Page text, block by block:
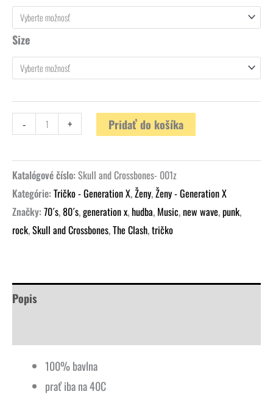
Size
- + Pridať do košíka
Katalógové číslo: Skull and Crossbones- 001z
Kategórie: Tričko - Generation X,Ženy,Ženy - Generation X
Značky: 70´s,80´s,generation x, hudba, Music,new wave,punk,
rock,Skull and Crossbones,The Clash,tričko
Popis
100% bavlna
prať iba na 40C